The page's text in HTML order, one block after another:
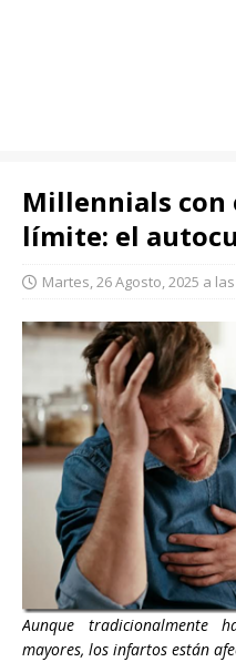
Millennials con
límite: el
Martes, 26 Agosto, 2025 a las
Aunque tradicionalmente
mayores, los infartos están